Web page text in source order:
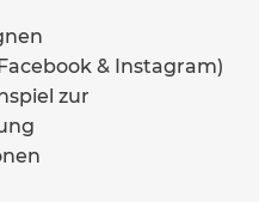
& Instagram)
zur